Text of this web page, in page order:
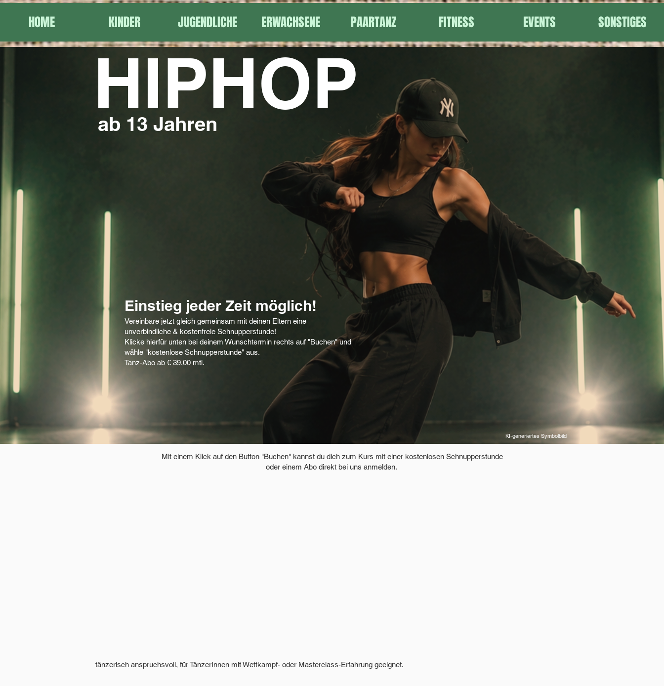
HOME KINDER JUGENDLICHE ERWACHSENE PAARTANZ FITNESS EVENTS SONSTIGES
HIPHOP
ab 13 Jahren
Einstieg jeder Zeit möglich!
Vereinbare jetzt gleich gemeinsam mit deinen Eltern eine
unverbindliche & kostenfreie Schnupperstunde!
Klicke hierfür unten bei deinem Wunschtermin rechts auf "Buchen" und
wähle "kostenlose Schnupperstunde" aus.
Tanz-Abo ab € 39,00 mtl.
Mit einem Klick auf den Button "Buchen" kannst du dich zum Kurs mit einer kostenlosen Schnupperstunde
oder einem Abo direkt bei uns anmelden.
tänzerisch anspruchsvoll, für TänzerInnen mit Wettkampf- oder Masterclass-Erfahrung geeignet.
KI-generiertes Symbolbild